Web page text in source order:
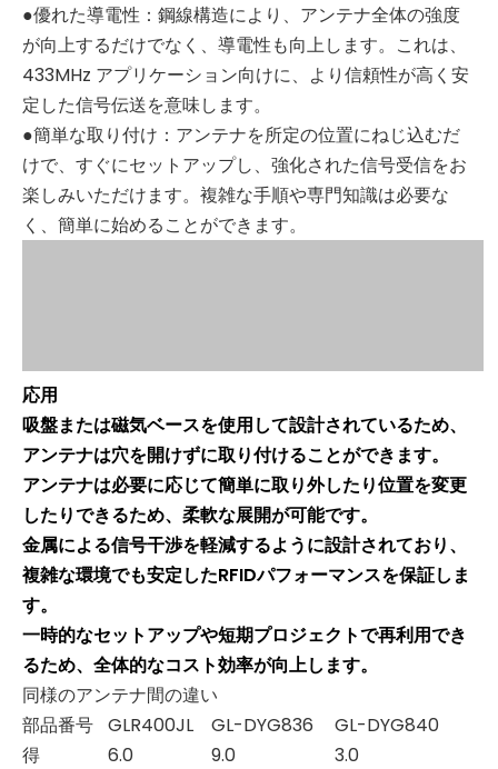
●優れた導電性：鋼線構造により、アンテナ全体の強度
が向上するだけでなく、導電性も向上します。これは、
433MHz アプリケーション向けに、より信頼性が高く安
定した信号伝送を意味します。
●簡単な取り付け：アンテナを所定の位置にねじ込むだ
けで、すぐにセットアップし、強化された信号受信をお
楽しみいただけます。複雑な手順や専門知識は必要な
く、簡単に始めることができます。
応用
吸盤または磁気ベースを使用して設計されているため、
アンテナは穴を開けずに取り付けることができます。
アンテナは必要に応じて簡単に取り外したり位置を変更
したりできるため、柔軟な展開が可能です。
金属による信号干渉を軽減するように設計されており、
複雑な環境でも安定したRFIDパフォーマンスを保証しま
す。
一時的なセットアップや短期プロジェクトで再利用でき
るため、全体的なコスト効率が向上します。
同様のアンテナ間の違い
部品番号 GLR400JL GL-DYG836
GL-DYG840
得
6.0 9.0
3.0